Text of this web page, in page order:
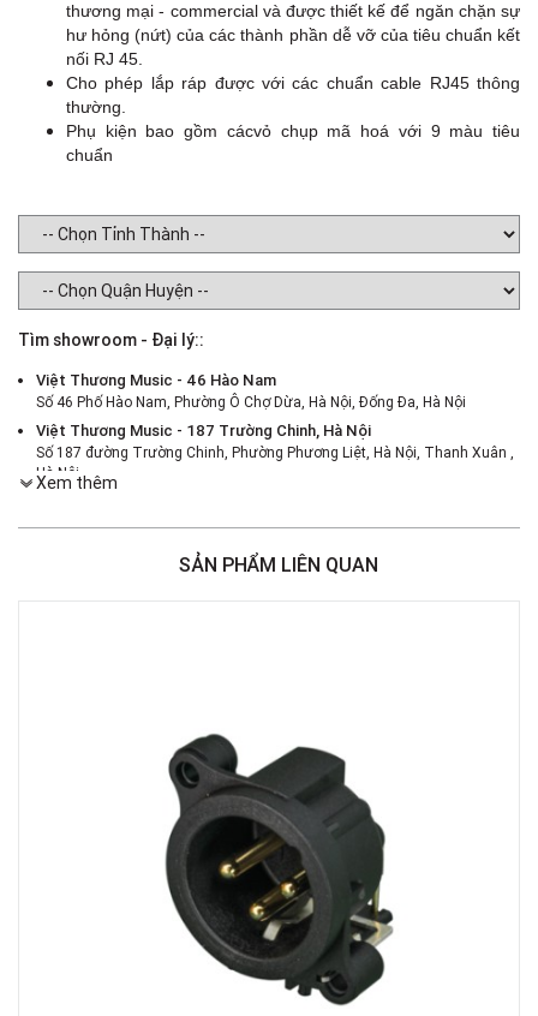
thương mại - commercial và được thiết kế để ngăn chặn sự
hư hỏng (nứt) của các thành phần dễ vỡ của tiêu chuẩn kết
nối RJ 45.
Cho phép lắp ráp được với các chuẩn cable RJ45 thông
thường.
Phụ kiện bao gồm cácvỏ chụp mã hoá với 9 màu tiêu
chuẩn
Tìm showroom - Đại lý::
Việt Thương Music - 46 Hào Nam
Số 46 Phố Hào Nam, Phường Ô Chợ Dừa, Hà Nội, Đống Đa, Hà Nội
Việt Thương Music - 187 Trường Chinh, Hà Nội
Số 187 đường Trường Chinh, Phường Phương Liệt, Hà Nội, Thanh Xuân ,
Hà Nội
386 Cách Mạng Tháng Tám, Phường Nhiêu Lộc, TPHCM, Quận 3, Hồ Chí
Việt Thương Music - 369 Điện Biên Phủ
Việt Thương Music - 49E Phan Đăng Lưu
49E Phan Đăng Lưu, Phường Bình Thạnh, TPHCM, Quận Bình Thạnh, Hồ
Việt Thương Music - Phường Gò Vấp
11 Đường số 3, Khu dân cư Cityland Park Hill, Phường Gò Vấp, TPHCM,
Quận Gò Vấp, Hồ Chí Minh
Việt Thương Music - 442 Lũy Bán Bích
442 Lũy Bán Bích, Phường Tân Phú, TPHCM, Quận Tân Phú, Hồ Chí Minh
Việt Thương Music - 12 Quốc Hương
Tầng G, Tòa nhà Thảo Điền Pearl, 12 Quốc Hương, Phường An Khánh,
Xem thêm
SẢN PHẨM LIÊN QUAN